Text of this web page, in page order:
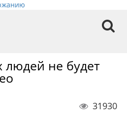
людей не будет
31930